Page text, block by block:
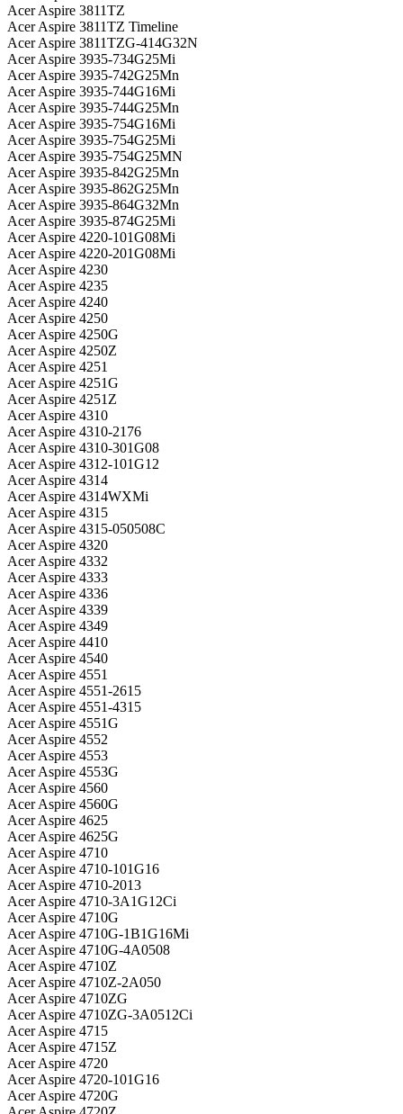
Acer Aspire 3811TZ
Acer Aspire 3811TZ Timeline
Acer Aspire 3811TZG-414G32N
Acer Aspire 3935-734G25Mi
Acer Aspire 3935-742G25Mn
Acer Aspire 3935-744G16Mi
Acer Aspire 3935-744G25Mn
Acer Aspire 3935-754G16Mi
Acer Aspire 3935-754G25Mi
Acer Aspire 3935-754G25MN
Acer Aspire 3935-842G25Mn
Acer Aspire 3935-862G25Mn
Acer Aspire 3935-864G32Mn
Acer Aspire 3935-874G25Mi
Acer Aspire 4220-101G08Mi
Acer Aspire 4220-201G08Mi
Acer Aspire 4230
Acer Aspire 4235
Acer Aspire 4240
Acer Aspire 4250
Acer Aspire 4250G
Acer Aspire 4250Z
Acer Aspire 4251
Acer Aspire 4251G
Acer Aspire 4251Z
Acer Aspire 4310
Acer Aspire 4310-2176
Acer Aspire 4310-301G08
Acer Aspire 4312-101G12
Acer Aspire 4314
Acer Aspire 4314WXMi
Acer Aspire 4315
Acer Aspire 4315-050508C
Acer Aspire 4320
Acer Aspire 4332
Acer Aspire 4333
Acer Aspire 4336
Acer Aspire 4339
Acer Aspire 4349
Acer Aspire 4410
Acer Aspire 4540
Acer Aspire 4551
Acer Aspire 4551-2615
Acer Aspire 4551-4315
Acer Aspire 4551G
Acer Aspire 4552
Acer Aspire 4553
Acer Aspire 4553G
Acer Aspire 4560
Acer Aspire 4560G
Acer Aspire 4625
Acer Aspire 4625G
Acer Aspire 4710
Acer Aspire 4710-101G16
Acer Aspire 4710-2013
Acer Aspire 4710-3A1G12Ci
Acer Aspire 4710G
Acer Aspire 4710G-1B1G16Mi
Acer Aspire 4710G-4A0508
Acer Aspire 4710Z
Acer Aspire 4710Z-2A050
Acer Aspire 4710ZG
Acer Aspire 4710ZG-3A0512Ci
Acer Aspire 4715
Acer Aspire 4715Z
Acer Aspire 4720
Acer Aspire 4720-101G16
Acer Aspire 4720G